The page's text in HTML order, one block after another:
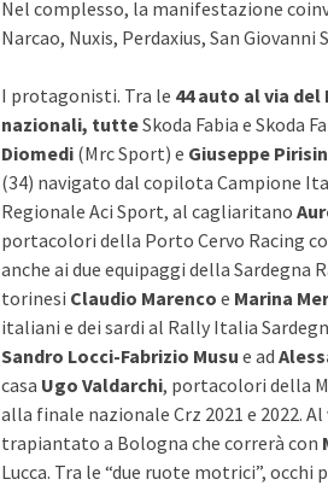
Nel complesso, la manifestazione
Narcao, Nuxis, Perdaxius, San
I protagonisti. Tra le 44 auto al via del
nazionali, tutteSkoda Fabia e Skoda
Diomedi (Mrc Sport) e Giuseppe
(34) navigato dal copilota Campione
Regionale Aci Sport, al cagliaritano
portacolori della Porto Cervo Racing
anche ai due equipaggi della Sardegna
torinesi Claudio Marenco e Marina
italiani e dei sardi al Rally Italia
Sandro Locci-Fabrizio Musu e ad
casa Ugo Valdarchi, portacolori della
alla finale nazionale Crz 2021 e 2022. Al
trapiantato a Bologna che correrà con
Lucca. Tra le “due ruote motrici”,